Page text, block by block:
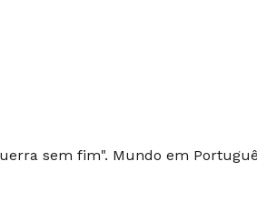
sem fim". Mundo em